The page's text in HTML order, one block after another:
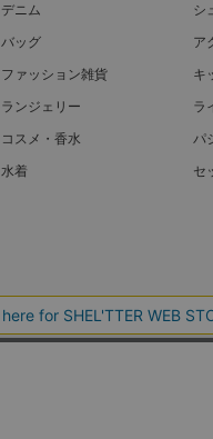
デニム
シ
バッグ
ア
ファッション雑貨
キ
ランジェリー
ラ
コスメ・香水
パ
水着
セ
BAROQUE JAPAN LIMITED
COPYRIGHT © BAROQUE JAPAN